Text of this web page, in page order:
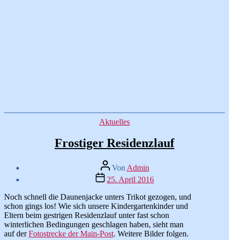
Kategorien
Aktuelles
Frostiger Residenzlauf
Beitragsautor
Von Admin
Veröffentlichungsdatum
25. April 2016
Noch schnell die Daunenjacke unters Trikot gezogen, und
schon gings los! Wie sich unsere Kindergartenkinder und
Eltern beim gestrigen Residenzlauf unter fast schon
winterlichen Bedingungen geschlagen haben, sieht man
auf derFotostrecke der Main-Post. Weitere Bilder folgen.